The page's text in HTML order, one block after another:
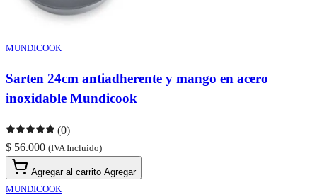
MUNDICOOK
Sarten 24cm antiadherente y mango en acero
inoxidable Mundicook
(0)
$ 56.000 (IVA Incluido)
Agregar al carrito Agregar
MUNDICOOK